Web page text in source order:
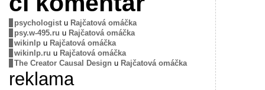
psychologistu Rajčatová omáčka
psy.w-495.ru u Rajčatová omáčka
wikinlpu Rajčatová omáčka
wikinlp.ru u Rajčatová omáčka
The Creator Causal Design u Rajčatová omáčka
reklama